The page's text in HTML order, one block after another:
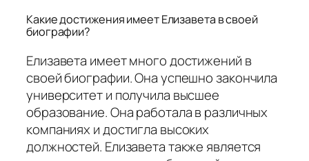
Какие достижения имеет Елизавета в своей
биографии?
Елизавета имеет много достижений в
своей биографии. Она успешно закончила
университет и получила высшее
образование. Она работала в различных
компаниях и достигла высоких
должностей. Елизавета также является